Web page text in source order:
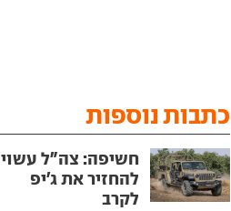
כתבות נוספות
חשיפה: צה"ל עשוי
להחזיר את ג'יפ
לקרב